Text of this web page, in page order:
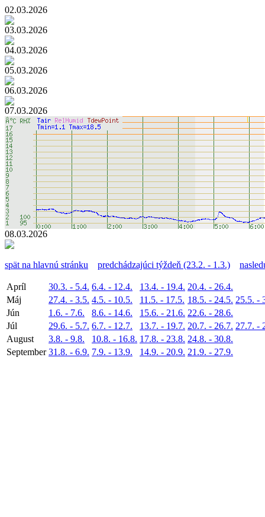
02.03.2026
03.03.2026
04.03.2026
05.03.2026
06.03.2026
07.03.2026
08.03.2026
spät na hlavnú stránku predchádzajúci týždeň (23.2. - 1.3.)
Apríl 30.3. - 5.4. 6.4. - 12.4. 13.4. - 19.4. 20.4. - 26.4.
Máj
27.4. - 3.5. 4.5. - 10.5. 11.5. - 17.5. 18.5. - 24.5. 25.5. -
Jún
1.6. - 7.6. 8.6. - 14.6. 15.6. - 21.6. 22.6. - 28.6.
Júl
29.6. - 5.7. 6.7. - 12.7. 13.7. - 19.7. 20.7. - 26.7. 27.7. -
August
3.8. - 9.8. 10.8. - 16.8. 17.8. - 23.8. 24.8. - 30.8.
September 31.8. - 6.9. 7.9. - 13.9. 14.9. - 20.9. 21.9. - 27.9.